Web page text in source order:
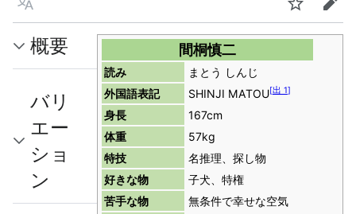
言語 ウォッチ編集
間桐慎二
読み
まとう しんじ
外国語表記
SHINJI MATOU[出 1]
身長
167cm
体重
57kg
特技
名推理、探し物
好きな物
子犬、特権
苦手な物
無条件で幸せな空気
概要
バリ
エー
ショ
ン